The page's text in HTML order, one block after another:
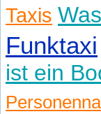
Taxis
Funktaxi
ist ein